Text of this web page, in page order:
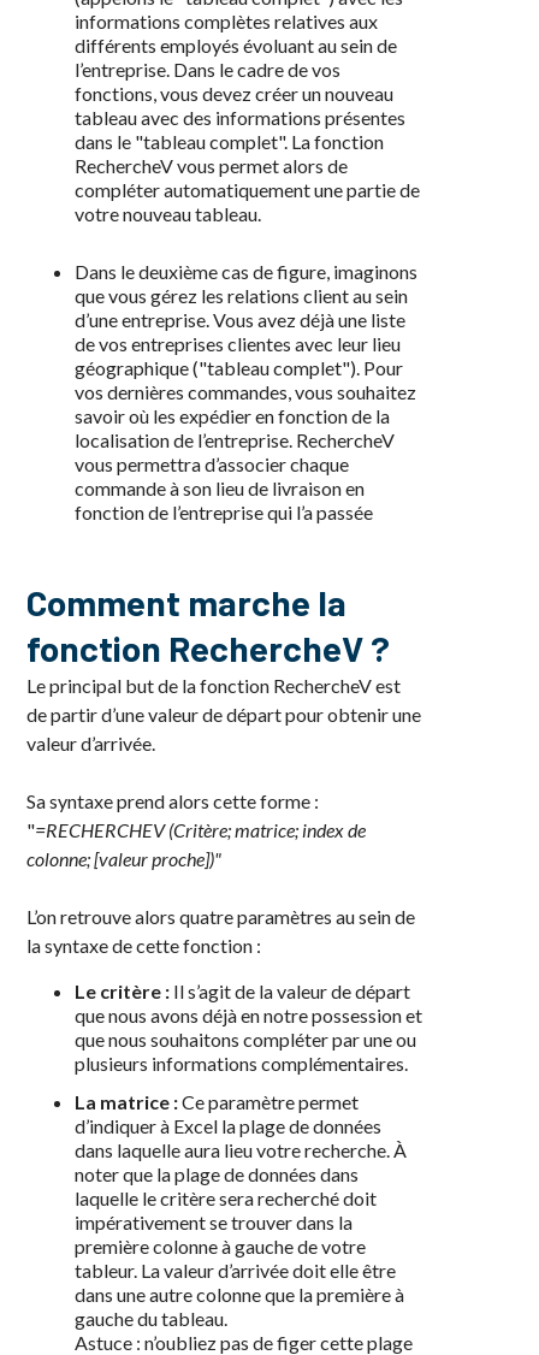
informations complètes relatives aux
différents employés évoluant au sein de
l’entreprise. Dans le cadre de vos
fonctions, vous devez créer un nouveau
tableau avec des informations présentes
dans le "tableau complet". La fonction
RechercheV vous permet alors de
compléter automatiquement une partie de
votre nouveau tableau.
Dans le deuxième cas de figure, imaginons
que vous gérez les relations client au sein
d’une entreprise. Vous avez déjà une liste
de vos entreprises clientes avec leur lieu
géographique ("tableau complet"). Pour
vos dernières commandes, vous souhaitez
savoir où les expédier en fonction de la
localisation de l’entreprise. RechercheV
vous permettra d’associer chaque
commande à son lieu de livraison en
fonction de l’entreprise qui l’a passée
Comment marche la
fonction RechercheV ?
Le principal but de la fonction RechercheV est
de partir d’une valeur de départ pour obtenir une
valeur d’arrivée.
Sa syntaxe prend alors cette forme :
"=RECHERCHEV (Critère; matrice; index de
colonne; [valeur proche])"
L’on retrouve alors quatre paramètres au sein de
la syntaxe de cette fonction :
Le critère : Il s’agit de la valeur de départ
que nous avons déjà en notre possession et
que nous souhaitons compléter par une ou
plusieurs informations complémentaires.
La matrice :Ce paramètre permet
d’indiquer à Excel la plage de données
dans laquelle aura lieu votre recherche. À
noter que la plage de données dans
laquelle le critère sera recherché doit
impérativement se trouver dans la
première colonne à gauche de votre
tableur. La valeur d’arrivée doit elle être
dans une autre colonne que la première à
gauche du tableau.
Astuce : n’oubliez pas de figer cette plage